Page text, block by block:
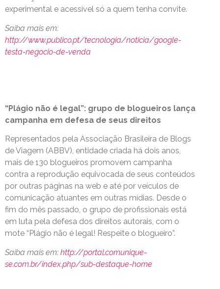
experimental e acessível só a quem tenha convite.
Saiba mais em:
http://www.publico.pt/tecnologia/noticia/google-
testa-negocio-de-venda
“Plágio não é legal”: grupo de blogueiros lança
campanha em defesa de seus direitos
Representados pela Associação Brasileira de Blogs
de Viagem (ABBV), entidade criada há dois anos,
mais de 130 blogueiros promovem campanha
contra a reprodução equivocada de seus conteúdos
por outras páginas na web e até por veículos de
comunicação atuantes em outras mídias. Desde o
fim do mês passado, o grupo de profissionais está
em luta pela defesa dos direitos autorais, com o
mote “Plágio não é legal! Respeite o blogueiro”.
Saiba mais em: http://portal.comunique-
se.com.br/index.php/sub-destaque-home